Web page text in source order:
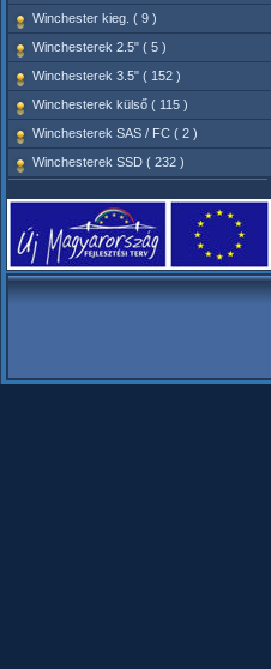
Winchester kieg. ( 9 )
Winchesterek 2.5" ( 5 )
Winchesterek 3.5" ( 152 )
Winchesterek külső ( 115 )
Winchesterek SAS / FC ( 2 )
Winchesterek SSD ( 232 )